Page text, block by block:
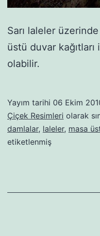
Sarı laleler
üstü duvar
olabilir.
Yayım tarihi 06 Ekim
Çiçek Resimleri olarak
damlalar, laleler, masa
etiketlenmiş